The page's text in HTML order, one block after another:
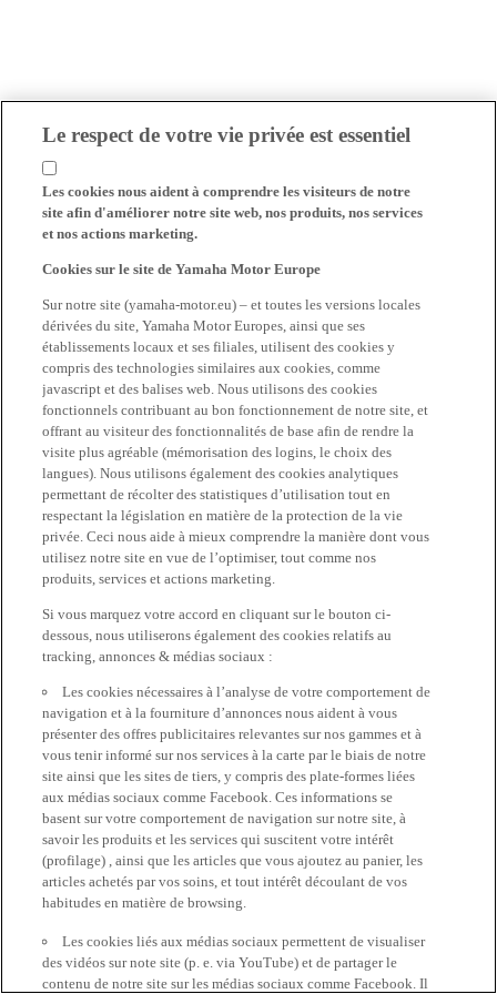
Le respect de votre vie privée est essentiel
Les cookies nous aident à comprendre les visiteurs de notre
site afin d'améliorer notre site web, nos produits, nos services
et nos actions marketing.
Cookies sur le site de Yamaha Motor Europe
Sur notre site (yamaha-motor.eu) – et toutes les versions locales
dérivées du site, Yamaha Motor Europes, ainsi que ses
établissements locaux et ses filiales, utilisent des cookies y
compris des technologies similaires aux cookies, comme
javascript et des balises web. Nous utilisons des cookies
fonctionnels contribuant au bon fonctionnement de notre site, et
offrant au visiteur des fonctionnalités de base afin de rendre la
visite plus agréable (mémorisation des logins, le choix des
langues). Nous utilisons également des cookies analytiques
permettant de récolter des statistiques d’utilisation tout en
respectant la législation en matière de la protection de la vie
privée. Ceci nous aide à mieux comprendre la manière dont vous
utilisez notre site en vue de l’optimiser, tout comme nos
produits, services et actions marketing.
Si vous marquez votre accord en cliquant sur le bouton ci-
dessous, nous utiliserons également des cookies relatifs au
tracking, annonces & médias sociaux :
Les cookies nécessaires à l’analyse de votre comportement de
navigation et à la fourniture d’annonces nous aident à vous
présenter des offres publicitaires relevantes sur nos gammes et à
vous tenir informé sur nos services à la carte par le biais de notre
site ainsi que les sites de tiers, y compris des plate-formes liées
aux médias sociaux comme Facebook. Ces informations se
basent sur votre comportement de navigation sur notre site, à
savoir les produits et les services qui suscitent votre intérêt
(profilage) , ainsi que les articles que vous ajoutez au panier, les
articles achetés par vos soins, et tout intérêt découlant de vos
habitudes en matière de browsing.
Les cookies liés aux médias sociaux permettent de visualiser
des vidéos sur note site (p. e. via YouTube) et de partager le
contenu de notre site sur les médias sociaux comme Facebook. Il